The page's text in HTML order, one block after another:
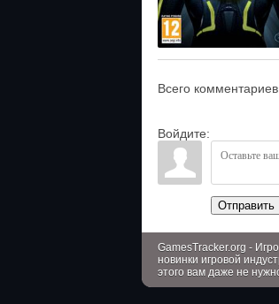
Всего комментариев
Войдите:
Отправить
GamesTracker.org -
новинки игровой
этого вам даже не